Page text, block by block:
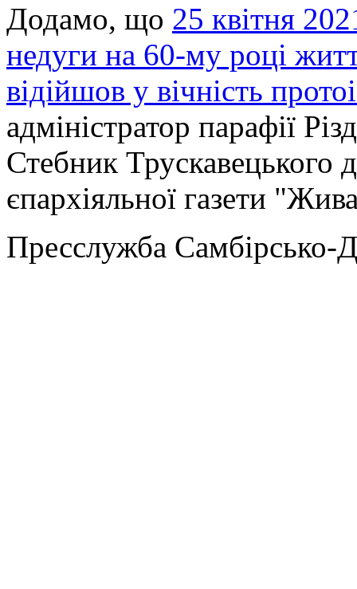
Додамо, що 25 квітня
недуги на 60-му році
відійшов у вічність
адміністратор парафії
Стебник Трускавецького
єпархіяльної газети
Пресслужба Самбірсько-